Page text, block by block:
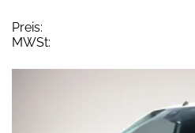
Preis:
MWSt: